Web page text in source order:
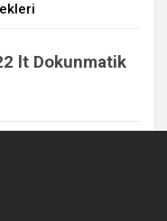
lt Dokunmatik